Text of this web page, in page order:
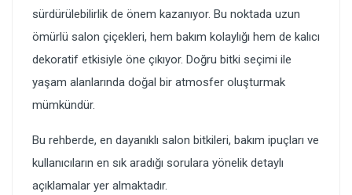
sürdürülebilirlik de önem kazanıyor. Bu noktada uzun
ömürlü salon çiçekleri, hem bakım kolaylığı hem de kalıcı
dekoratif etkisiyle öne çıkıyor. Doğru bitki seçimi ile
yaşam alanlarında doğal bir atmosfer oluşturmak
mümkündür.
Bu rehberde, en dayanıklı salon bitkileri, bakım ipuçları ve
kullanıcıların en sık aradığı sorulara yönelik detaylı
açıklamalar yer almaktadır.